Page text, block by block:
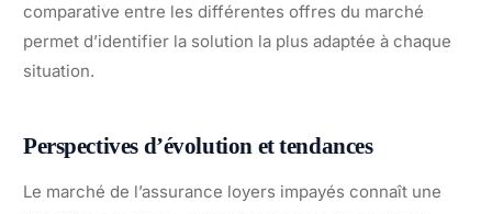
comparative entre les différentes offres du marché
permet d’identifier la solution la plus adaptée à chaque
situation.
Perspectives d’évolution et tendances
Le marché de l’assurance loyers impayés connaît une